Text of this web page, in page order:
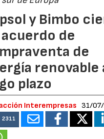
y Bimbo
de
de
renovable
plazo
Interempresas 31/
2311